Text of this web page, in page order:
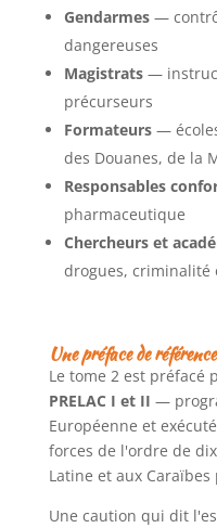
Gendarmes—
dangereuses
Magistrats—
précurseurs
Formateurs—
des Douanes, de la
Responsables
pharmaceutique
Chercheurs et
drogues, criminalité
Une préface de référence
Le tome 2 est
PRELAC I et II —
Européenne et
forces de l'ordre de
Latine et aux
Une caution qui dit